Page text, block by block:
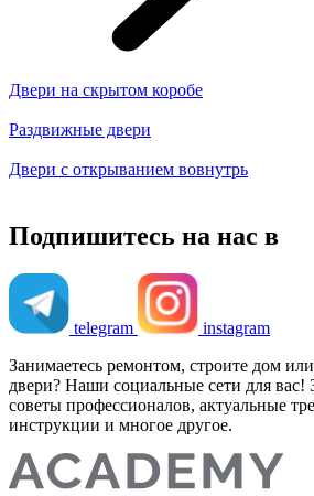
Двери на скрытом коробе
Раздвижные двери
Двери с открыванием вовнутрь
Подпишитесь на нас в
telegram
instagram
Занимаетесь ремонтом, строите дом
двери? Наши социальные сети для вас!
советы профессионалов, актуальные
инструкции и многое другое.